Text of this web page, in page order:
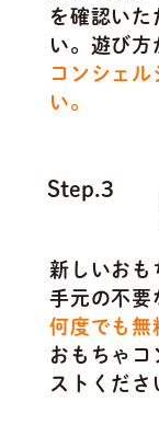
を確認いた
い。遊び方
コンシェ
い。
Step.3
新しいおも
手元の不要
何度でも無
おもちゃ
ストくださ